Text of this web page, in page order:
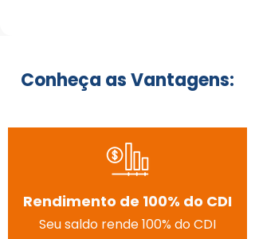
Conheça as Vantagens:
Rendimento de 100% do CDI
Seu saldo rende 100% do CDI